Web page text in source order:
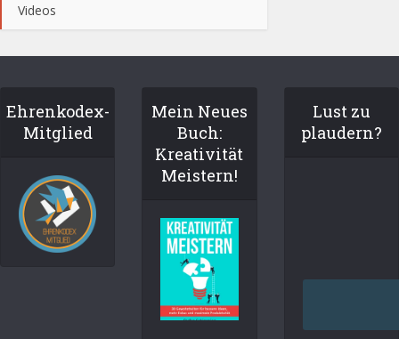
Videos
Ehrenkodex-
Mitglied
Mein Neues
Buch:
Kreativität
Meistern!
Lust zu
plaudern?